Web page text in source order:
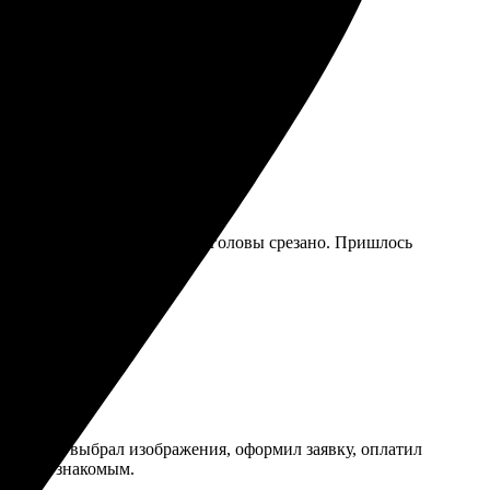
блокнот, где у меня полголовы срезано. Пришлось
— выбрал изображения, оформил заявку, оплатил
и знакомым.